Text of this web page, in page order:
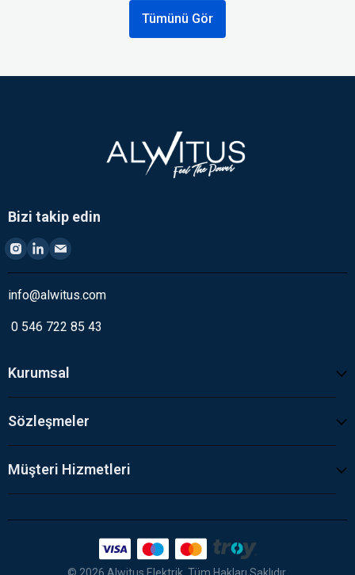
Tümünü Gör
Bizi takip edin
info@alwitus.com
0 546 722 85 43
Kurumsal
Sözleşmeler
Müşteri Hizmetleri